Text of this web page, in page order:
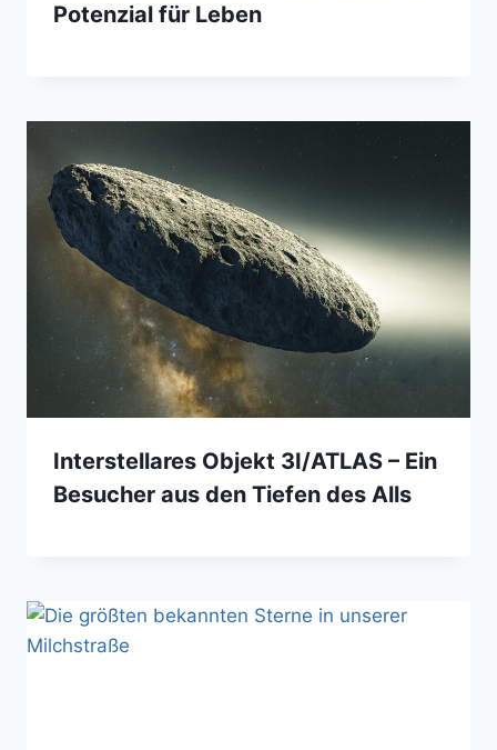
Potenzial für Leben
Interstellares Objekt 3I/ATLAS – Ein
Besucher aus den Tiefen des Alls